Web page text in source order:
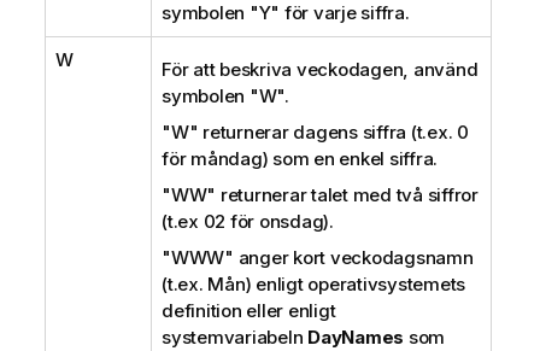
symbolen "Y" för varje siffra.
W
För att beskriva veckodagen, använd
symbolen "W".
"W" returnerar dagens siffra (t.ex. 0
för måndag) som en enkel siffra.
"WW" returnerar talet med två siffror
(t.ex 02 för onsdag).
"WWW" anger kort veckodagsnamn
(t.ex. Mån) enligt operativsystemets
definition eller enligt
systemvariabeln DayNames som